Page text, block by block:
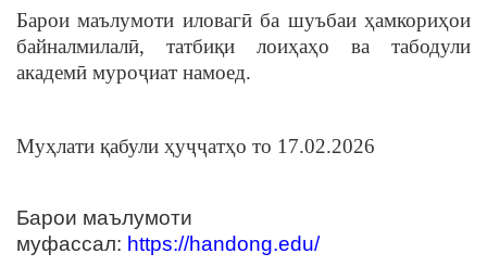
Барои маълумоти иловагӣ ба шуъбаи ҳамкориҳои
байналмилалӣ, татбиқи лоиҳаҳо ва табодули
академӣ муроҷиат намоед.
Муҳлати қабули ҳуҷҷатҳо то 17.02.2026
Барои маълумоти
муфассал: https://handong.edu/